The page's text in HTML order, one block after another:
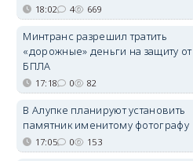
18:02 4 669
Минтранс разрешил тратить
«дорожные» деньги на защиту от
БПЛА
17:18 0 82
В Алупке планируют установить
памятник именитому фотографу
17:05 0 153